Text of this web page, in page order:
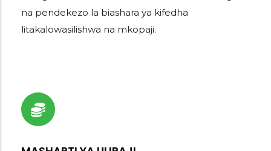
na pendekezo la biashara ya kifedha
litakalowasilishwa na mkopaji.